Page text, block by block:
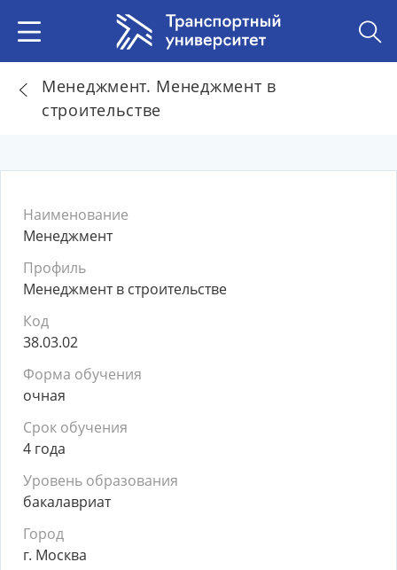
Менеджмент. Менеджмент в
строительстве
Наименование
Менеджмент
Профиль
Менеджмент в строительстве
Код
38.03.02
Форма обучения
очная
Срок обучения
4 года
Уровень образования
бакалавриат
Город
г. Москва